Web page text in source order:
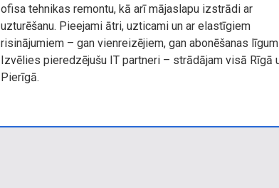
ofisa tehnikas remontu, kā arī mājaslapu izstrādi ar
uzturēšanu. Pieejami ātri, uzticami un ar elastīgiem
risinājumiem – gan vienreizējiem, gan abonēšanas
Izvēlies pieredzējušu IT partneri – strādājam visā Rīgā
Pierīgā.